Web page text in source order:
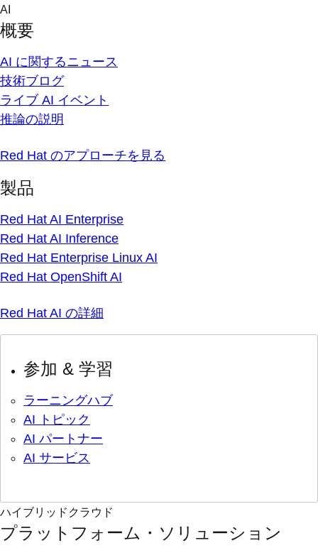
Skip
content
AI
概要
AI に関するニュース
技術ブログ
ライブ AI イベント
推論の説明
Red Hat のアプローチを見る
製品
Red Hat AI Enterprise
Red Hat AI Inference
Red Hat Enterprise Linux AI
Red Hat OpenShift AI
Red Hat AI の詳細
参加 & 学習
ラーニングハブ
AI トピック
AI パートナー
AI サービス
ハイブリッドクラウド
プラットフォーム・ソリューション